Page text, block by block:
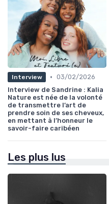
Interview • 03/02/2026
Interview de Sandrine : Kalia
Nature est née de la volonté
de transmettre l’art de
prendre soin de ses cheveux,
en mettant à l’honneur le
savoir-faire caribéen
Les plus lus